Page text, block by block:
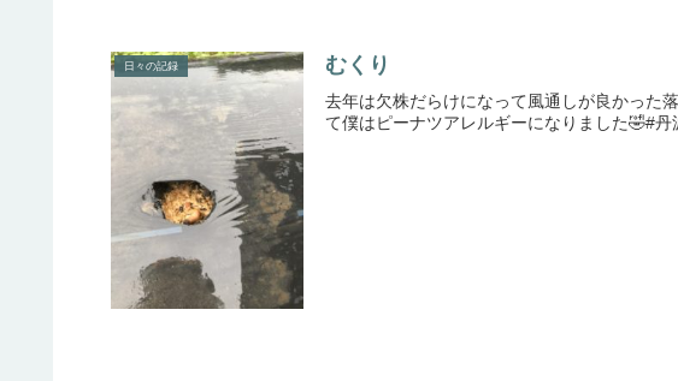
日々の記録 むくり
去年は欠株だらけになって風通しが良かった
て僕はピーナツアレルギーになりました🤣#